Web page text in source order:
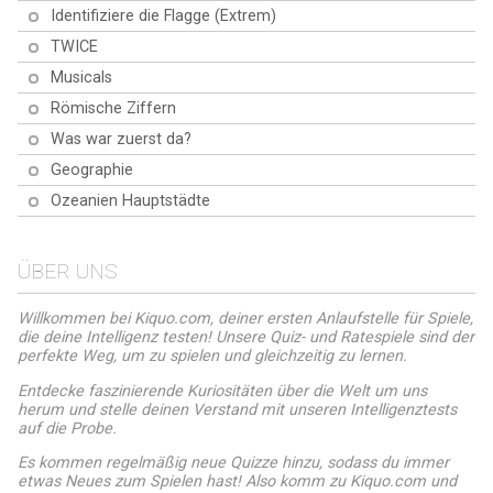
Handlungen und jenen
berüchtigten Animatronics.
Identifiziere die Flagge (Extrem)
TWICE
Musicals
Römische Ziffern
Was war zuerst da?
Geographie
Ozeanien Hauptstädte
ÜBER UNS
Willkommen bei Kiquo.com, deiner ersten Anlaufstelle für Spiele,
die deine Intelligenz testen! Unsere Quiz- und Ratespiele sind der
perfekte Weg, um zu spielen und gleichzeitig zu lernen.
Entdecke faszinierende Kuriositäten über die Welt um uns
herum und stelle deinen Verstand mit unseren Intelligenztests
auf die Probe.
Es kommen regelmäßig neue Quizze hinzu, sodass du immer
etwas Neues zum Spielen hast! Also komm zu Kiquo.com und